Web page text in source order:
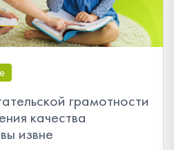
грамотности
качества
извне